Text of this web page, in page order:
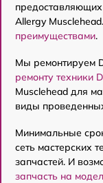
предоставляющих
Allergy
преимуществами.
Мы ремонтируем
ремонту техники
Musclehead для
виды
Минимальные
сеть мастерских
запчастей. И
запчасть на